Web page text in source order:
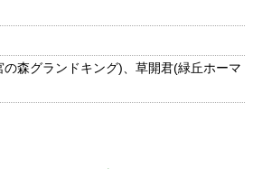
の森グランドキング)、草開君(緑丘ホーマ